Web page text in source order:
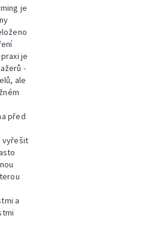
je
je
-
ale
před
vyřešit
a